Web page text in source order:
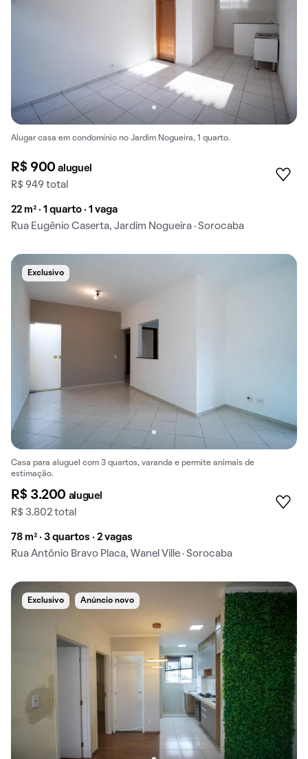
Alugar casa em condomínio no Jardim Nogueira, 1 quarto.
R$ 900aluguel
R$ 949 total
22 m² · 1 quarto · 1 vaga
Rua Eugênio Caserta, Jardim Nogueira · Sorocaba
Exclusivo
Casa para aluguel com 3 quartos, varanda e permite animais de
estimação.
R$ 3.200 aluguel
R$ 3.802 total
78 m² · 3 quartos · 2 vagas
Rua Antônio Bravo Placa, Wanel Ville · Sorocaba
Exclusivo Anúncio novo